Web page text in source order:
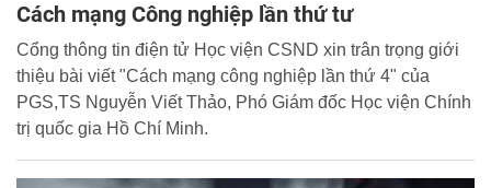
Cách mạng Công nghiệp lần thứ tư
Cổng thông tin điện tử Học viện CSND xin trân trọng giới
thiệu bài viết "Cách mạng công nghiệp lần thứ 4" của
PGS,TS Nguyễn Viết Thảo, Phó Giám đốc Học viện Chính
trị quốc gia Hồ Chí Minh.